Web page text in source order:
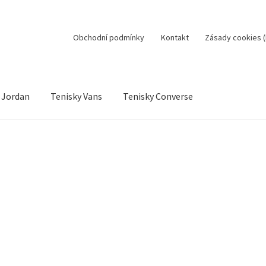
Obchodní podmínky Kontakt Zásady cookies
Tenisky Vans Tenisky Converse